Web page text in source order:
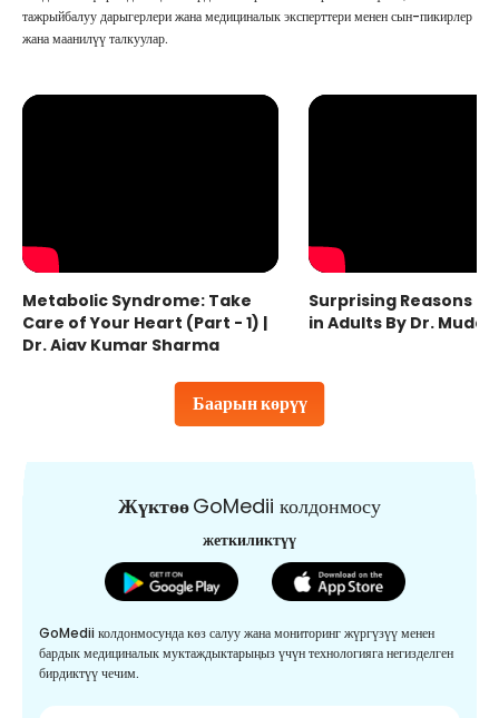
Баарын көрүү
тажрыйбалуу дарыгерлери жана медициналык эксперттери менен сын-пикирлер
жана маанилүү талкуулар.
Metabolic Syndrome: Take
Care of Your Heart (Part - 1) |
Dr. Ajay Kumar Sharma
Surprising Reasons
in Adults By Dr.
ЖүктөөGoMedii колдонмосу
жеткиликтүү
GoMedii колдонмосунда көз салуу жана мониторинг жүргүзүү менен
бардык медициналык муктаждыктарыңыз үчүн технологияга негизделген
бирдиктүү чечим.